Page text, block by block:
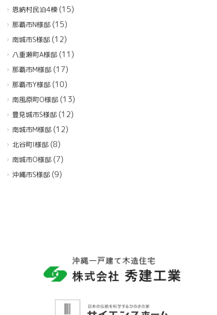
恩納村民泊4棟(15)
那覇市N様邸 (15)
南城市S様邸 (12)
八重瀬町A様邸 (11)
那覇市M様邸 (17)
那覇市Y様邸 (10)
南風原町O様邸 (13)
豊見城市S様邸 (12)
南城市M様邸 (12)
北谷町I様邸 (8)
南城市O様邸 (7)
沖縄市S様邸 (9)